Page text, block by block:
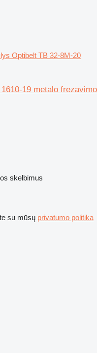
Optibelt TB 32-8M-20
19 metalo frezavimo
skelbimus
su mūsų privatumo politika